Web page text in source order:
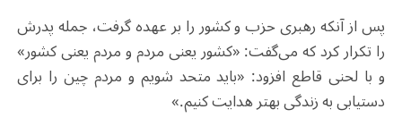
پس از آنکه رهبری حزب و کشور را بر عهده گرفت، جمله پدرش
را تکرار کرد که می‌گفت: «کشور یعنی مردم و مردم یعنی کشور»
و با لحنی قاطع افزود: «باید متحد شویم و مردم چین را برای
دستیابی به زندگی بهتر هدایت کنیم.»